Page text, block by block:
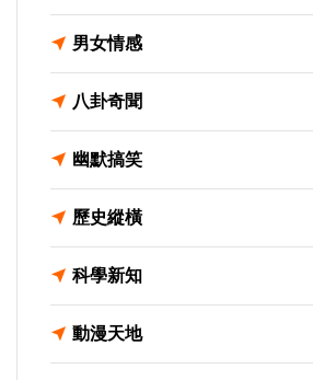
男女情感
八卦奇聞
幽默搞笑
歷史縱橫
科學新知
動漫天地